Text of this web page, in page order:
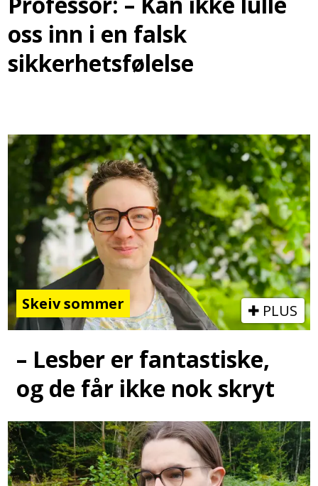
oss inn i en falsk
sikkerhetsfølelse
Skeiv sommer PLUS
– Lesber er fantastiske,
og de får ikke nok skryt